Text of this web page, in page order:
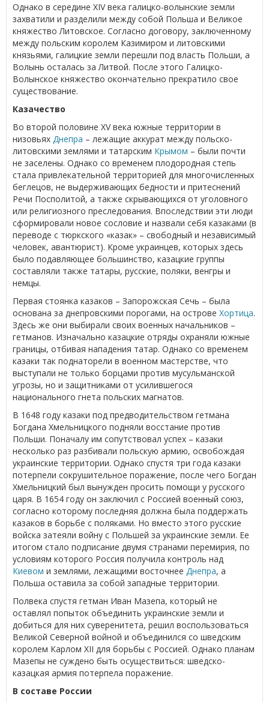
Однако в середине XIV века галицко-волынские земли
захватили и разделили между собой Польша и Великое
княжество Литовское. Согласно договору, заключенному
между польским королем Казимиром и литовскими
князьями, галицкие земли перешли под власть Польши, а
Волынь осталась за Литвой. После этого Галицко-
Волынское княжество окончательно прекратило свое
существование.
Казачество
Во второй половине XV века южные территории в
низовьях Днепра – лежащие аккурат между польско-
литовскими землями и татарским Крымом – были почти
не заселены. Однако со временем плодородная степь
стала привлекательной территорией для многочисленных
беглецов, не выдерживающих бедности и притеснений
Речи Посполитой, а также скрывающихся от уголовного
или религиозного преследования. Впоследствии эти люди
сформировали новое сословие и назвали себя казаками (в
переводе с тюркского «казак» – свободный и независимый
человек, авантюрист). Кроме украинцев, которых здесь
было подавляющее большинство, казацкие группы
составляли также татары, русские, поляки, венгры и
немцы.
Первая стоянка казаков – Запорожская Сечь – была
основана за днепровскими порогами, на острове Хортица.
Здесь же они выбирали своих военных начальников –
гетманов. Изначально казацкие отряды охраняли южные
границы, отбивая нападения татар. Однако со временем
казаки так поднаторели в военном мастерстве, что
выступали не только борцами против мусульманской
угрозы, но и защитниками от усилившегося
национального гнета польских магнатов.
В 1648 году казаки под предводительством гетмана
Богдана Хмельницкого подняли восстание против
Польши. Поначалу им сопутствовал успех – казаки
несколько раз разбивали польскую армию, освобождая
украинские территории. Однако спустя три года казаки
потерпели сокрушительное поражение, после чего Богдан
Хмельницкий был вынужден просить помощи у русского
царя. В 1654 году он заключил с Россией военный союз,
согласно которому последняя должна была поддержать
казаков в борьбе с поляками. Но вместо этого русские
войска затеяли войну с Польшей за украинские земли. Ее
итогом стало подписание двумя странами перемирия, по
условиям которого Россия получила контроль над
Киевом и землями, лежащими восточнее Днепра, а
Польша оставила за собой западные территории.
Полвека спустя гетман Иван Мазепа, который не
оставлял попыток объединить украинские земли и
добиться для них суверенитета, решил воспользоваться
Великой Северной войной и объединился со шведским
королем Карлом XII для борьбы с Россией. Однако планам
Мазепы не суждено быть осуществиться: шведско-
казацкая армия потерпела поражение.
В составе России